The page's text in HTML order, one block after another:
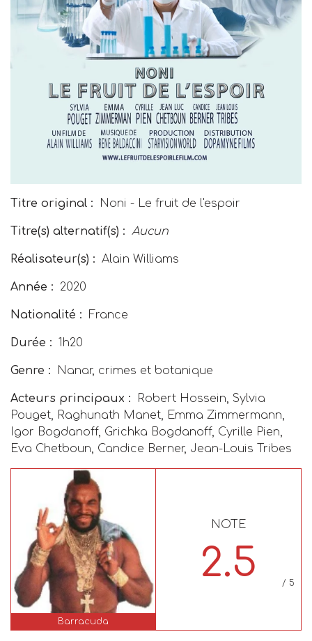
Titre original : Noni - Le fruit de l'espoir
Titre(s) alternatif(s) : Aucun
Réalisateur(s) : Alain Williams
Année : 2020
Nationalité : France
Durée : 1h20
Genre : Nanar, crimes et botanique
Acteurs principaux :
Robert Hossein, Sylvia
Pouget, Raghunath Manet, Emma Zimmermann,
Igor Bogdanoff, Grichka Bogdanoff, Cyrille Pien,
Eva Chetboun, Candice Berner, Jean-Louis Tribes
Barracuda
NOTE
2.5 / 5